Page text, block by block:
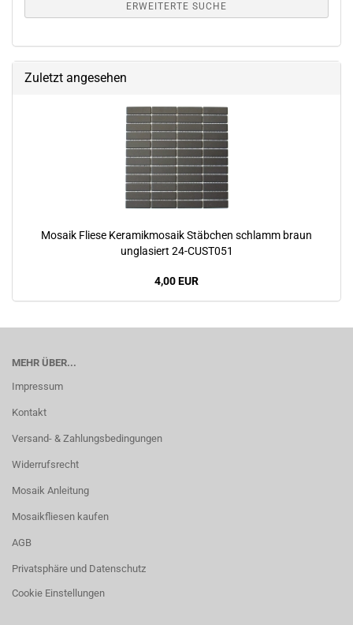
ERWEITERTE SUCHE
Zuletzt angesehen
Mosaik Fliese Keramikmosaik Stäbchen schlamm braun
unglasiert 24-CUST051
4,00 EUR
MEHR ÜBER...
Impressum
Kontakt
Versand- & Zahlungsbedingungen
Widerrufsrecht
Mosaik Anleitung
Mosaikfliesen kaufen
AGB
Privatsphäre und Datenschutz
Cookie Einstellungen